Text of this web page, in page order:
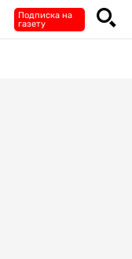
Подписка на
газету